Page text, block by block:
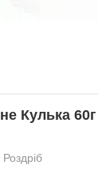
Кулька
Роздріб